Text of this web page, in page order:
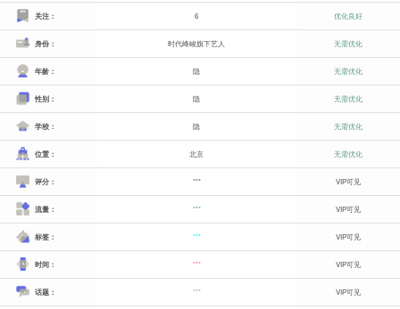
关注： 6 优化良好
身份： 时代峰峻旗下艺人 无需优化
年龄： 隐 无需优化
性别： 隐 无需优化
学校： 隐 无需优化
位置： 北京 无需优化
评分： *** VIP可见
流量： *** VIP可见
标签： *** VIP可见
时间： *** VIP可见
话题： *** VIP可见